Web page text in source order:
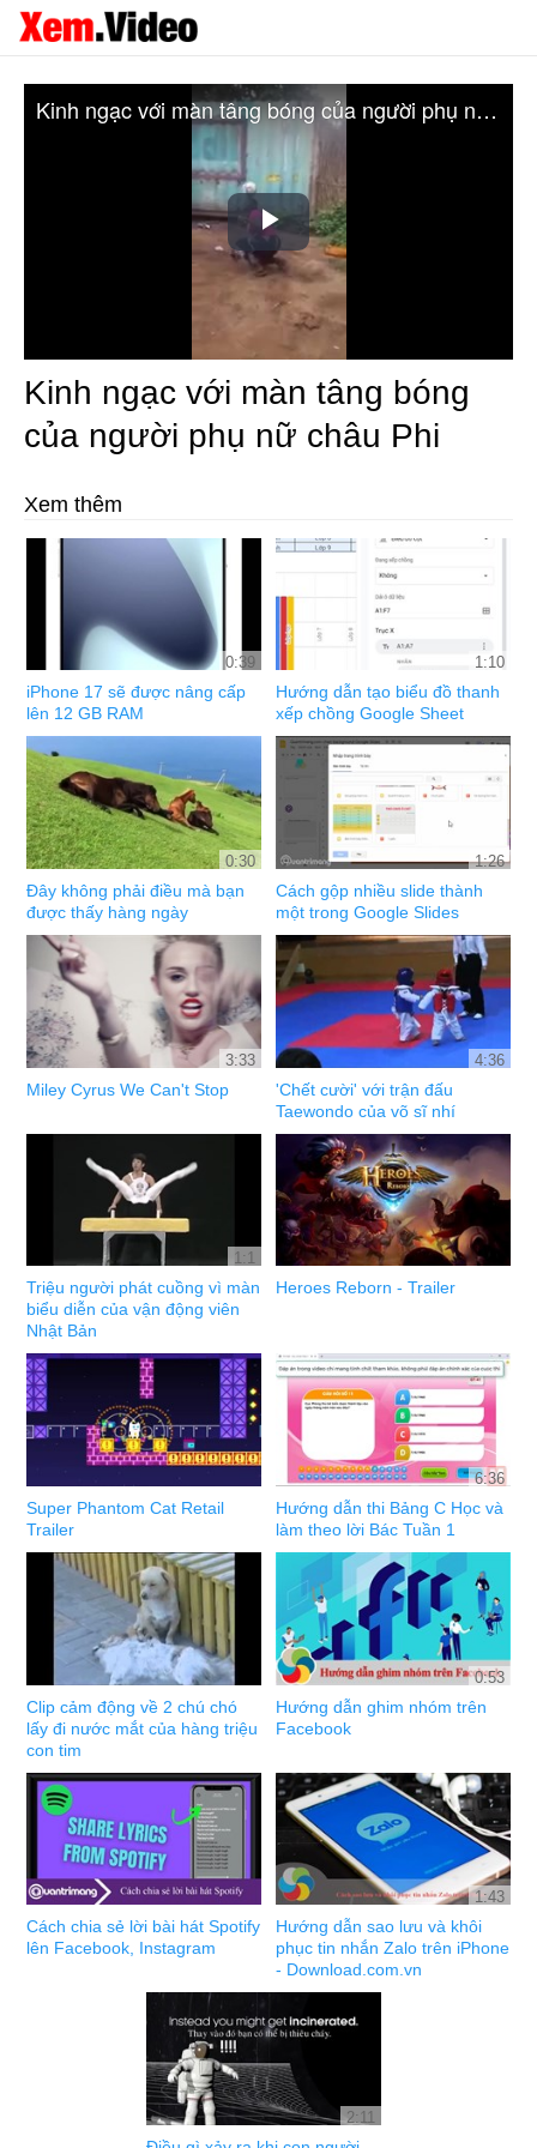
Play
Video
Kinh ngạc với màn tâng bóng của người phụ nữ châu Phi
Kinh ngạc với màn tâng bóng
của người phụ nữ châu Phi
Xem thêm
0:39
iPhone 17 sẽ được nâng cấp
lên 12 GB RAM
1:10
Hướng dẫn tạo biểu đồ thanh
xếp chồng Google Sheet
0:30
Đây không phải điều mà bạn
được thấy hàng ngày
1:26
Cách gộp nhiều slide thành
một trong Google Slides
3:33
Miley Cyrus We Can't Stop
4:36
'Chết cười' với trận đấu
Taewondo của võ sĩ nhí
1:1
Triệu người phát cuồng vì màn
biểu diễn của vận động viên
Nhật Bản
Heroes Reborn - Trailer
Super Phantom Cat Retail
Trailer
6:36
Hướng dẫn thi Bảng C Học và
làm theo lời Bác Tuần 1
Clip cảm động về 2 chú chó
lấy đi nước mắt của hàng triệu
con tim
0:53
Hướng dẫn ghim nhóm trên
Facebook
Cách chia sẻ lời bài hát Spotify
lên Facebook, Instagram
1:43
Hướng dẫn sao lưu và khôi
phục tin nhắn Zalo trên iPhone
- Download.com.vn
2:11